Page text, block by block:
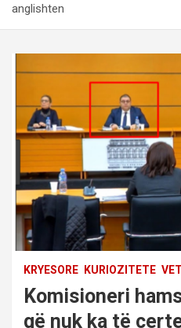
anglishten
KRYESORE KURIOZITETE
Komisioneri
që nuk ka të